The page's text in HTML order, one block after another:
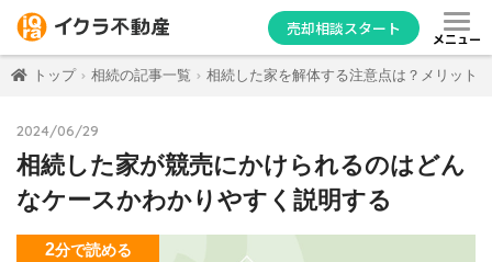
売却相談スタート
メニュー
トップ 相続の記事一覧 相続した家を解体する注意点は？メリット
2024/06/29
相続した家が競売にかけられるのはどん
なケースかわかりやすく説明する
2分で読める